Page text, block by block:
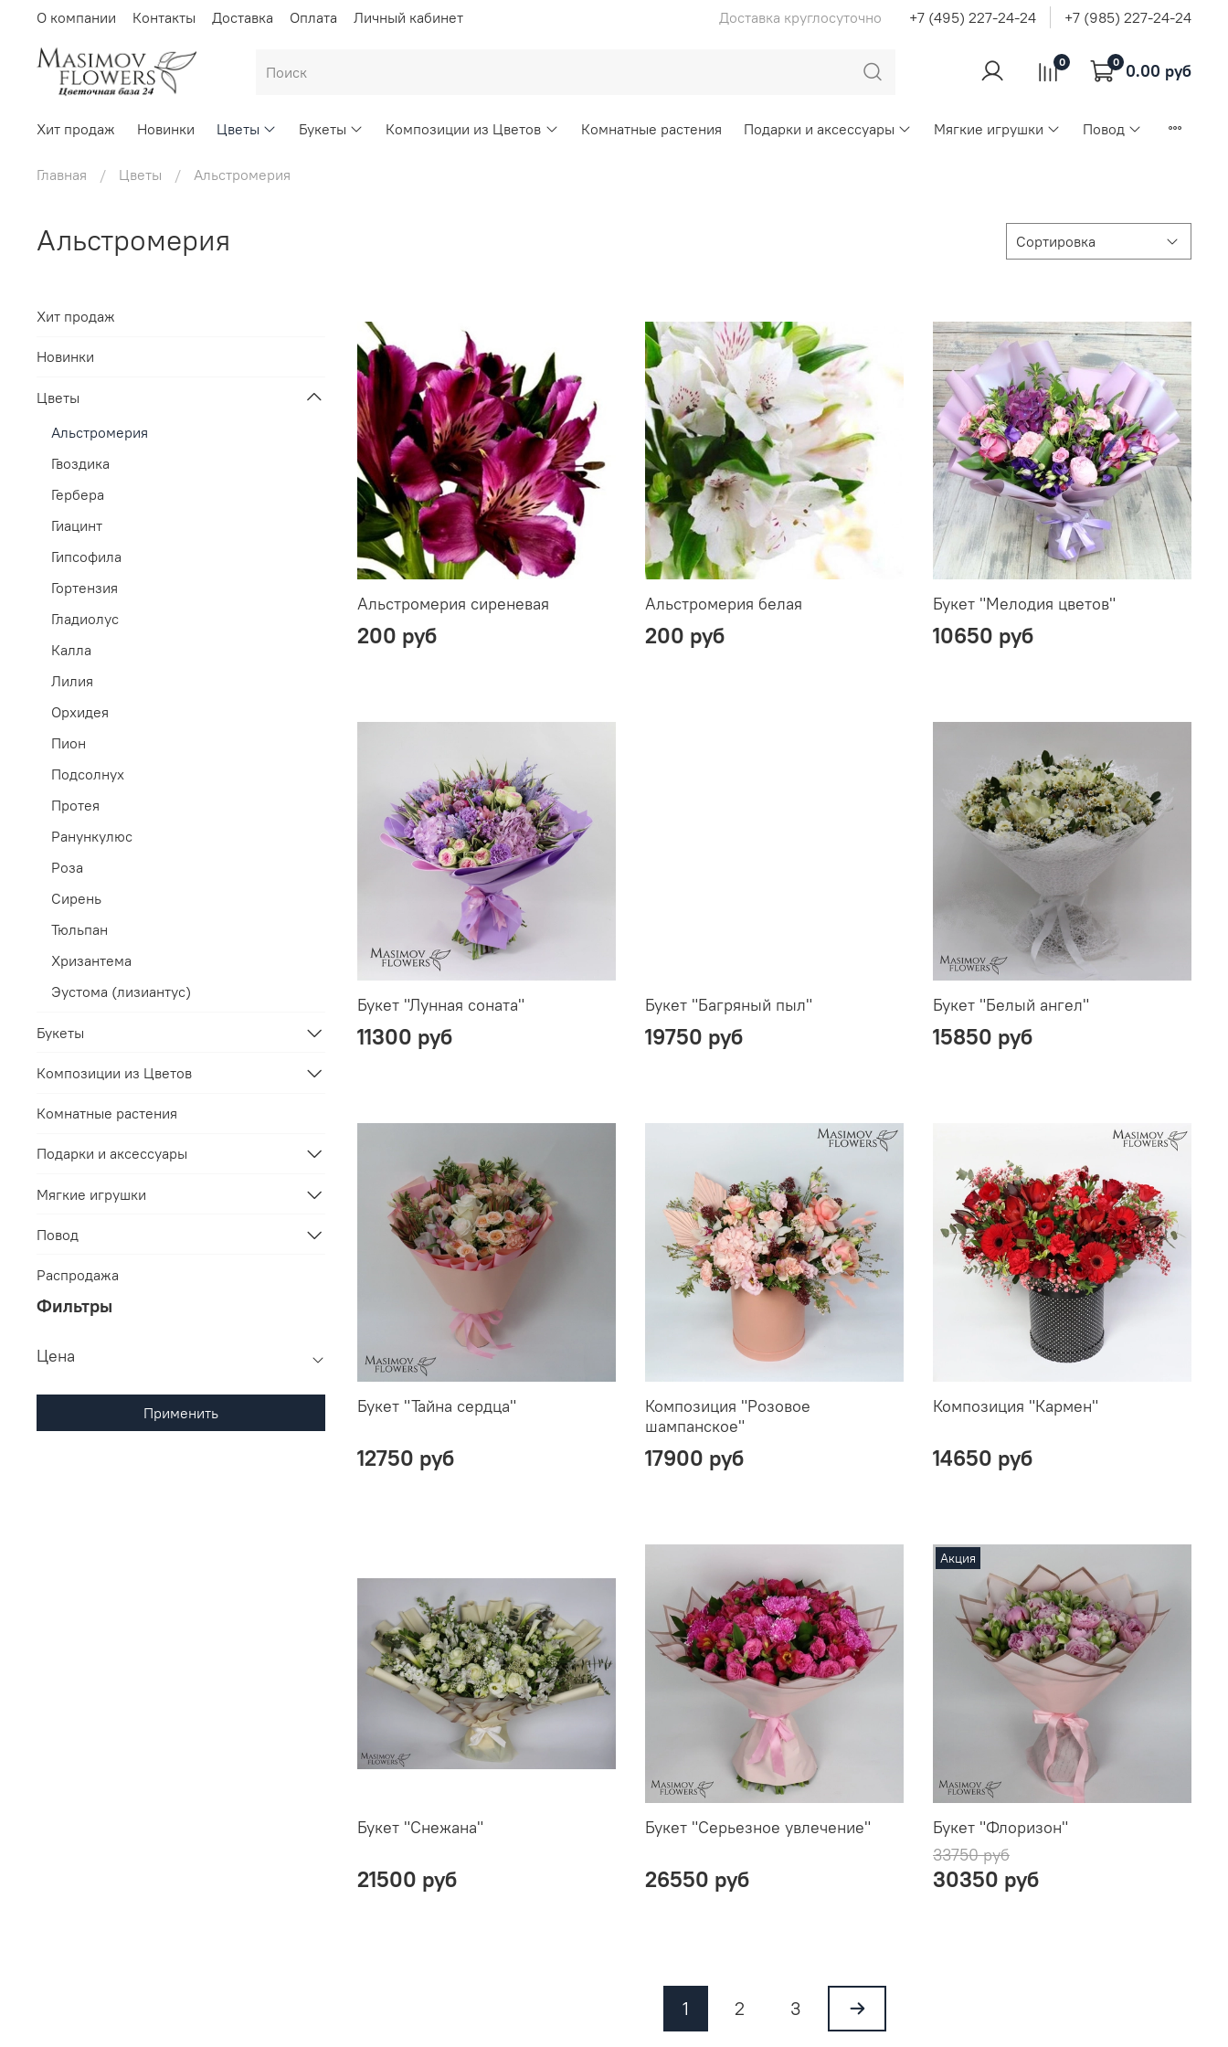
О компании Контакты Доставка Оплата Личный кабинет Доставка круглосуточно +7 (495) 227-24-24 +7 (985) 227-24-24
0 0 0.00 руб
Хит продаж Новинки Цветы Букеты Композиции из Цветов Комнатные растения Подарки и аксессуары Мягкие игрушки Повод
Главная Цветы Альстромерия
Альстромерия
Альстромерия сиреневая
200 руб
Альстромерия белая
200 руб
Букет "Мелодия цветов"
10650 руб
Букет "Лунная соната"
11300 руб
Букет "Багряный пыл"
19750 руб
Букет "Белый ангел"
15850 руб
Букет "Тайна сердца"
12750 руб
Композиция "Розовое
шампанское"
17900 руб
Композиция "Кармен"
14650 руб
Букет "Снежана"
21500 руб
Букет "Серьезное увлечение"
26550 руб
Акция
Букет "Флоризон"
33750 руб
30350 руб
1 2 3
Хит продаж
Новинки
Цветы
Альстромерия
Гвоздика
Гербера
Гиацинт
Гипсофила
Гортензия
Гладиолус
Калла
Лилия
Орхидея
Пион
Подсолнух
Протея
Ранункулюс
Роза
Сирень
Тюльпан
Хризантема
Эустома (лизиантус)
Букеты
Композиции из Цветов
Комнатные растения
Подарки и аксессуары
Мягкие игрушки
Повод
Распродажа
Фильтры
Цена
Применить